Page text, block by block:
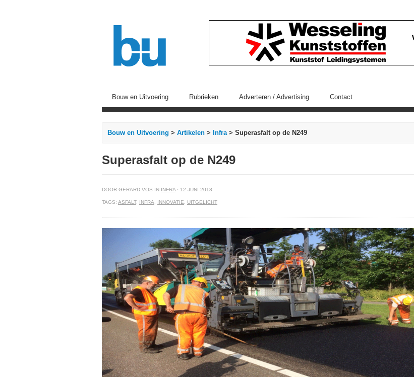
Bouw en Uitvoering Rubrieken Adverteren / Advertising Contact
Bouw en Uitvoering > Artikelen > Infra > Superasfalt op de N249
Superasfalt op de N249
DOOR GERARD VOS IN INFRA · 12 JUNI 2018
TAGS: ASFALT, INFRA INNOVATIE UITGELICHT